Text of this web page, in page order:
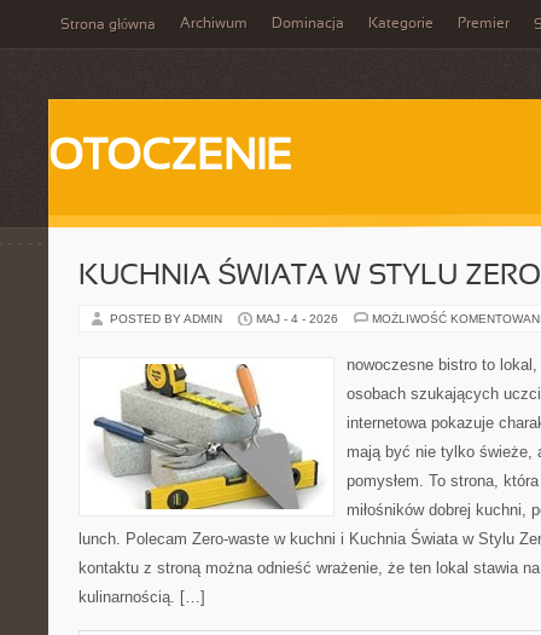
Strona główna Archiwum Dominacja Kategorie Premier
OTOCZENIE
KUCHNIA ŚWIATA W STYLU
POSTED BY ADMIN MAJ - 4 - 2026 MOŻLIWOŚĆ
nowoczesne bistro to
osobach szukających
internetowa pokazuje
mają być nie tylko świeże,
pomysłem. To strona,
miłośników dobrej kuchni,
lunch. Polecam Zero-waste w kuchni i Kuchnia Świata w Stylu
kontaktu z stroną można odnieść wrażenie, że ten lokal stawia
kulinarnością. […]